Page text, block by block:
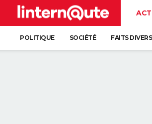
POLITIQUE SOCIÉTÉ FAITS DIVERS